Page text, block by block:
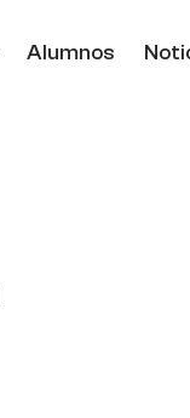
Alumnos